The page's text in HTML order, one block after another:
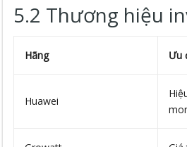
5.2 Thương hiệu
Hãng Ưu
Huawei